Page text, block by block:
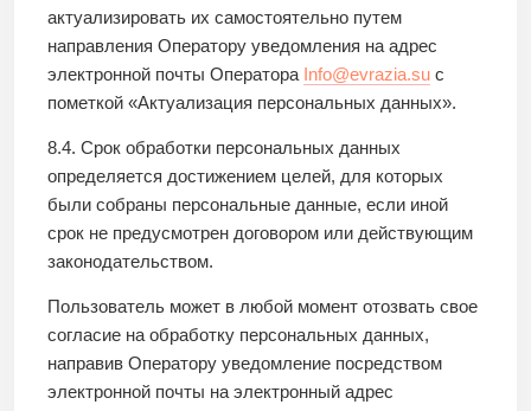
актуализировать их самостоятельно путем
направления Оператору уведомления на адрес
электронной почты Оператора Info@evrazia.su с
пометкой «Актуализация персональных данных».
8.4. Срок обработки персональных данных
определяется достижением целей, для которых
были собраны персональные данные, если иной
срок не предусмотрен договором или действующим
законодательством.
Пользователь может в любой момент отозвать свое
согласие на обработку персональных данных,
направив Оператору уведомление посредством
электронной почты на электронный адрес